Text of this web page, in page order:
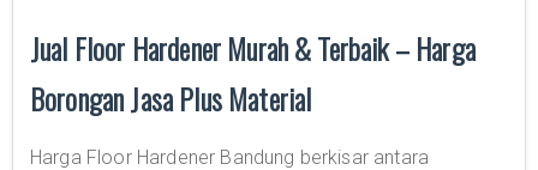
Jual Floor Hardener Murah & Terbaik – Harga
Borongan Jasa Plus Material
Harga Floor Hardener Bandung berkisar antara